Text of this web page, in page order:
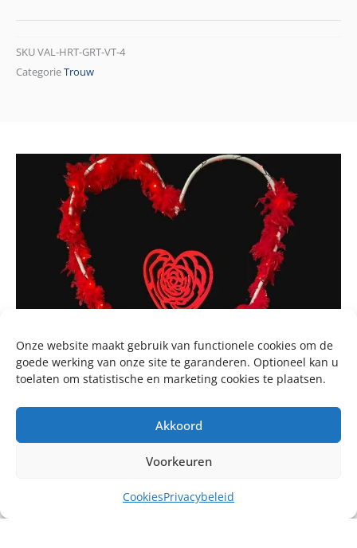
Onze website maakt gebruik van functionele cookies om de
goede werking van onze site te garanderen. Optioneel kan u
toelaten om statistische en marketing cookies te plaatsen.
Akkoord
Voorkeuren
CookiesPrivacybeleid
SKUVAL-HRT-GRT-VT-4
CategorieTrouw